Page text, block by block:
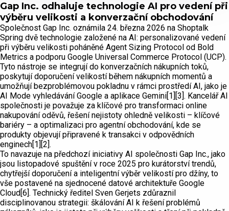
Gap Inc. odhaluje technologie AI pro vedení při
výběru velikosti a konverzační obchodování
Společnost Gap Inc. oznámila 24. března 2026 na Shoptalk
Spring dvě technologie založené na AI: personalizované vedení
při výběru velikosti poháněné Agent Sizing Protocol od Bold
Metrics a podporu Google Universal Commerce Protocol (UCP).
Tyto nástroje se integrují do konverzačních nákupních toků,
poskytují doporučení velikostí během nákupních momentů a
umožňují bezproblémovou pokladnu v rámci prostředí AI, jako je
AI Mode vyhledávání Google a aplikace Gemini[1][3]. Kancelář AI
společnosti je považuje za klíčové pro transformaci online
nakupování oděvů, řešení nejistoty ohledně velikosti – klíčové
bariéry – a optimalizaci pro agentní obchodování, kde se
produkty objevují připravené k transakci v odpovědních
enginech[1][2].
To navazuje na předchozí iniciativy AI společnosti Gap Inc., jako
jsou listopadové spuštění v roce 2025 pro kurátorství trendů,
chytřejší doporučení a inteligentní výběr velikostí pro džíny, to
vše postavené na sjednocené datové architektuře Google
Cloud[6]. Technický ředitel Sven Gerjets zdůraznil
disciplinovanou strategii: škálování AI k řešení problémů